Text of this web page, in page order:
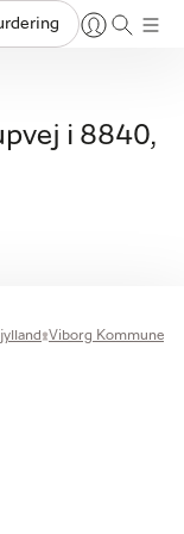
i 8840,
Viborg Kommune